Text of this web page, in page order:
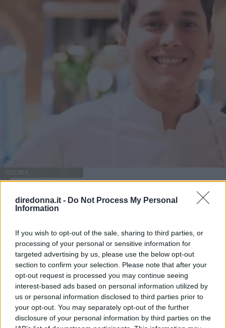
diredonna.it - Do Not Process My Personal
Information
If you wish to opt-out of the sale, sharing to third parties, or
processing of your personal or sensitive information for
targeted advertising by us, please use the below opt-out
section to confirm your selection. Please note that after your
opt-out request is processed you may continue seeing
interest-based ads based on personal information utilized by
us or personal information disclosed to third parties prior to
your opt-out. You may separately opt-out of the further
disclosure of your personal information by third parties on the
CUCINA
Da Masterchef a Cookist, cosa
fa oggi Michele Ghedini
Michele Ghedini è diventato il nuovo volto ufficiale di
Cookist, il sito di cucina più quotato della rete. Le sue
ricette impazzano, e sembra non aver perso la sua verve
dopo la sua eliminazione a Masterchef... Anzi, ci stà
veramente stupendo.
ELIANA MAGNOLO